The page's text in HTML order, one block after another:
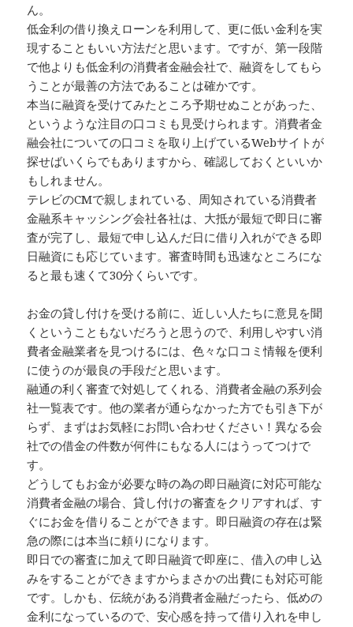
ん。
低金利の借り換えローンを利用して、更に低い金利を実
現することもいい方法だと思います。ですが、第一段階
で他よりも低金利の消費者金融会社で、融資をしてもら
うことが最善の方法であることは確かです。
本当に融資を受けてみたところ予期せぬことがあった、
というような注目の口コミも見受けられます。消費者金
融会社についての口コミを取り上げているWebサイトが
探せばいくらでもありますから、確認しておくといいか
もしれません。
テレビのCMで親しまれている、周知されている消費者
金融系キャッシング会社各社は、大抵が最短で即日に審
査が完了し、最短で申し込んだ日に借り入れができる即
日融資にも応じています。審査時間も迅速なところにな
ると最も速くて30分くらいです。
お金の貸し付けを受ける前に、近しい人たちに意見を聞
くということもないだろうと思うので、利用しやすい消
費者金融業者を見つけるには、色々な口コミ情報を便利
に使うのが最良の手段だと思います。
融通の利く審査で対処してくれる、消費者金融の系列会
社一覧表です。他の業者が通らなかった方でも引き下が
らず、まずはお気軽にお問い合わせください！異なる会
社での借金の件数が何件にもなる人にはうってつけで
す。
どうしてもお金が必要な時の為の即日融資に対応可能な
消費者金融の場合、貸し付けの審査をクリアすれば、す
ぐにお金を借りることができます。即日融資の存在は緊
急の際には本当に頼りになります。
即日での審査に加えて即日融資で即座に、借入の申し込
みをすることができますからまさかの出費にも対応可能
です。しかも、伝統がある消費者金融だったら、低めの
金利になっているので、安心感を持って借り入れを申し